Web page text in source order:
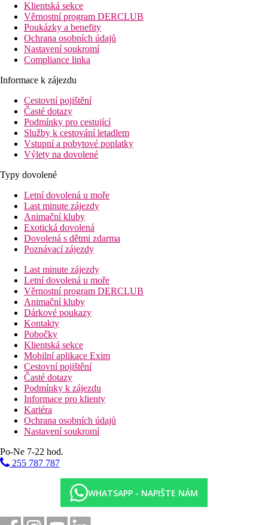
Klientská sekce
Věrnostní program DERCLUB
Poukázky a benefity
Ochrana osobních údajů
Nastavení soukromí
Compliance linka
Informace k zájezdu
Cestovní pojištění
Časté dotazy
Podmínky pro cestující
Služby k cestování letadlem
Vstupní a pobytové poplatky
Výlety na dovolené
Typy dovolené
Letní dovolená u moře
Last minute zájezdy
Animační kluby
Exotická dovolená
Dovolená s dětmi zdarma
Poznávací zájezdy
Last minute zájezdy
Letní dovolená u moře
Věrnostní program DERCLUB
Animační kluby
Dárkové poukazy
Kontakty
Pobočky
Klientská sekce
Mobilní aplikace Exim
Cestovní pojištění
Časté dotazy
Podmínky k zájezdu
Informace pro klienty
Kariéra
Ochrana osobních údajů
Nastavení soukromí
Po-Ne 7-22 hod.
255 787 787
WHATSAPP - NAPIŠTE NÁM